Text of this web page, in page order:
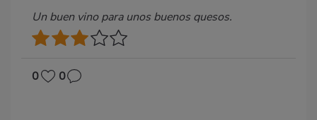
Un buen vino para unos buenos quesos.
0 0